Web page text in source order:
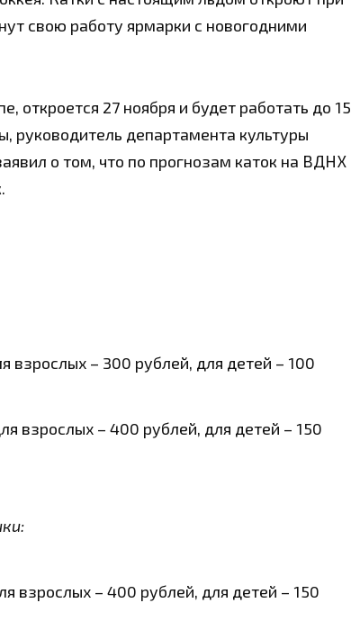
свою работу ярмарки с новогодними
откроется 27 ноября и будет работать до 15
руководитель департамента культуры
о том, что по прогнозам каток на ВДНХ
взрослых – 300 рублей, для детей – 100
взрослых – 400 рублей, для детей – 150
взрослых – 400 рублей, для детей – 150